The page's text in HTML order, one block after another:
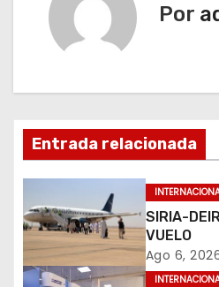
i
n
d
Por
Entrada relacionada
SIRIA-
VUELO
Ago 6,